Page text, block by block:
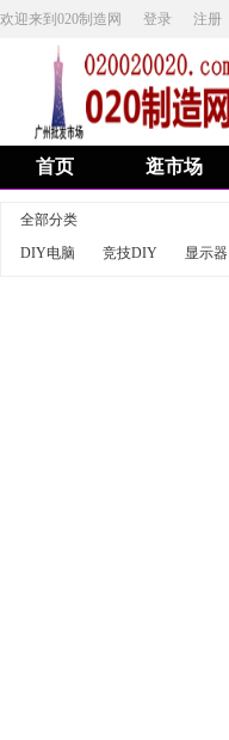
欢迎来到020制造网 登录 注册
首页 逛市场
全部分类
DIY电脑
竞技DIY 显示器